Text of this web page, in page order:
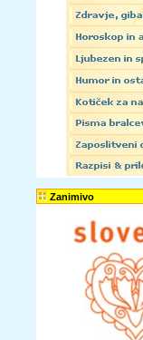
Zanimivo